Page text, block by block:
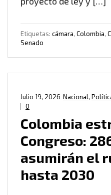
Etiquetas: cámara, Colombia,
Senado
Nacional,
Julio 19, 2026
0
Colombia
Congreso:
asumirán el
hasta 2030